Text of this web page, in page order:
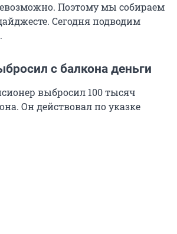
Поэтому мы собираем
Сегодня подводим
с балкона деньги
выбросил 100 тысяч
Он действовал по указке